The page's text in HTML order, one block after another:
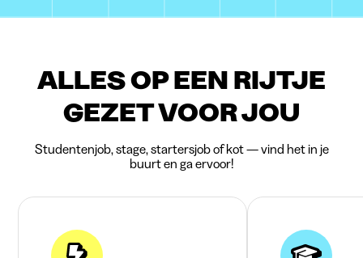
ALLES OP EEN RIJTJE
GEZET VOOR JOU
Studentenjob, stage, startersjob of kot — vind het in je
buurt en ga ervoor!